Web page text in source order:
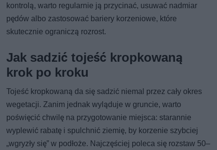
kontrolą, warto regularnie ją przycinać, usuwać nadmiar
pędów albo zastosować bariery korzeniowe, które
skutecznie ograniczą rozrost.
Jak sadzić tojeść kropkowaną
krok po kroku
Tojeść kropkowaną da się sadzić niemal przez cały okres
wegetacji. Zanim jednak wyląduje w gruncie, warto
poświęcić chwilę na przygotowanie miejsca: starannie
wyplewić rabatę i spulchnić ziemię, by korzenie szybciej
„wgryzły się” w podłoże. Najczęściej poleca się rozstaw 50–